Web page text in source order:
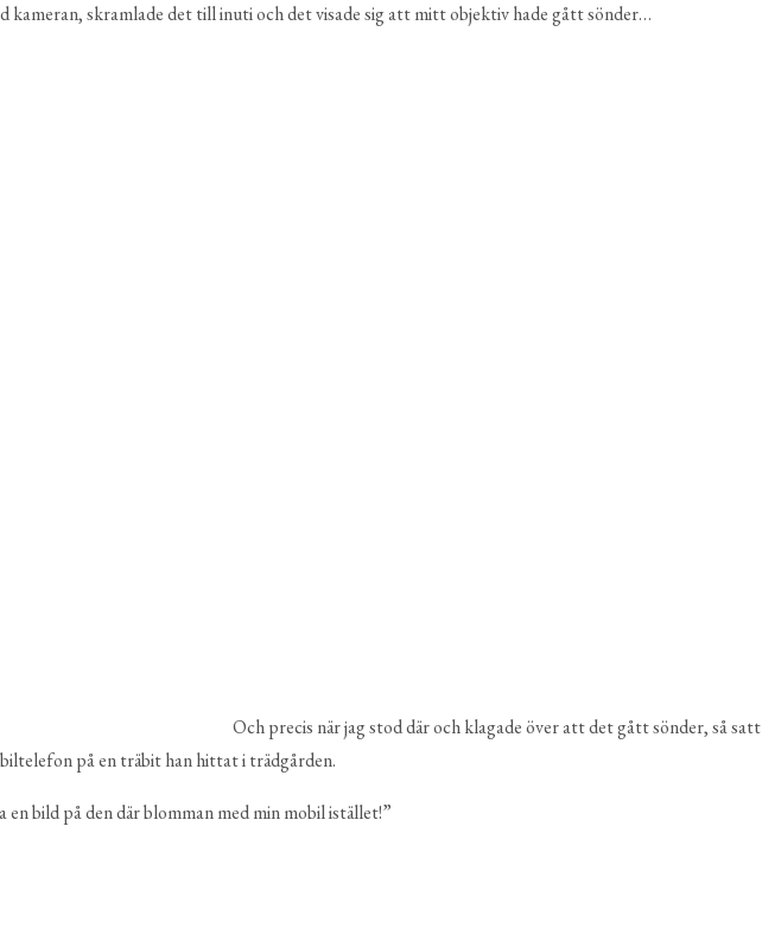
kameran, skramlade det till inuti och det visade sig att mitt objektiv hade gått sönder…
Och precis när jag stod där och klagade över att det gått sönder, så satt
på en träbit han hittat i trädgården.
bild på den där blomman med min mobil istället!”